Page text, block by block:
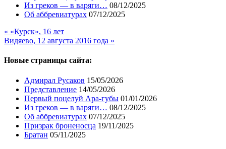
Из греков — в варяги… 08/12/2025
Об аббревиатурах 07/12/2025
« «Курск», 16 лет
Видяево, 12 августа 2016 года »
Новые страницы сайта:
Адмирал Русаков 15/05/2026
Представление 14/05/2026
Первый поцелуй Ара-губы 01/01/2026
Из греков — в варяги… 08/12/2025
Об аббревиатурах 07/12/2025
Призрак броненосца 19/11/2025
Братан 05/11/2025